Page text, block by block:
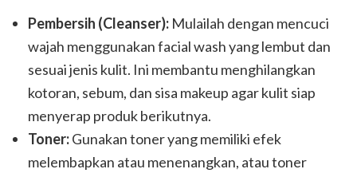
Pembersih (Cleanser): Mulailah dengan mencuci
wajah menggunakan facial wash yang lembut dan
sesuai jenis kulit. Ini membantu menghilangkan
kotoran, sebum, dan sisa makeup agar kulit siap
menyerap produk berikutnya.
Toner:Gunakan toner yang memiliki efek
melembapkan atau menenangkan, atau toner